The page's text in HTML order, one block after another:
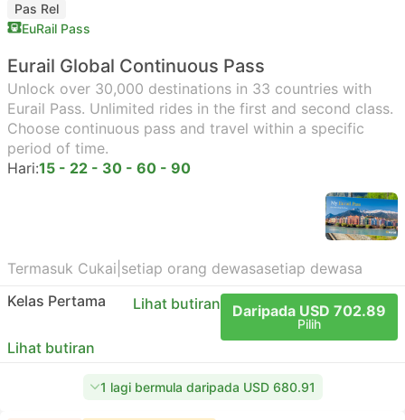
Pas Rel
EuRail Pass
Eurail Global Continuous Pass
Unlock over 30,000 destinations in 33 countries with
Eurail Pass. Unlimited rides in the first and second class.
Choose continuous pass and travel within a specific
period of time.
Hari:15 - 22 - 30 - 60 - 90
Termasuk Cukai setiap orang dewasasetiap dewasa
Kelas Pertama
Lihat butiran Daripada USD 702.89
Pilih
Lihat butiran
1 lagi bermula daripada USD 680.91